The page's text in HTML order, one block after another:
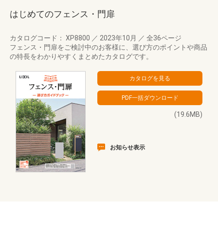
はじめてのフェンス・門扉
カタログコード： XP8800 ／ 2023年10月 ／ 全36ページ
フェンス・門扉をご検討中のお客様に、選び方のポイントや商品
の特長をわかりやすくまとめたカタログです。
(19.6MB)
お知らせ表示